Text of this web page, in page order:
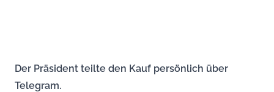
Der Präsident teilte den Kauf persönlich über
Telegram.